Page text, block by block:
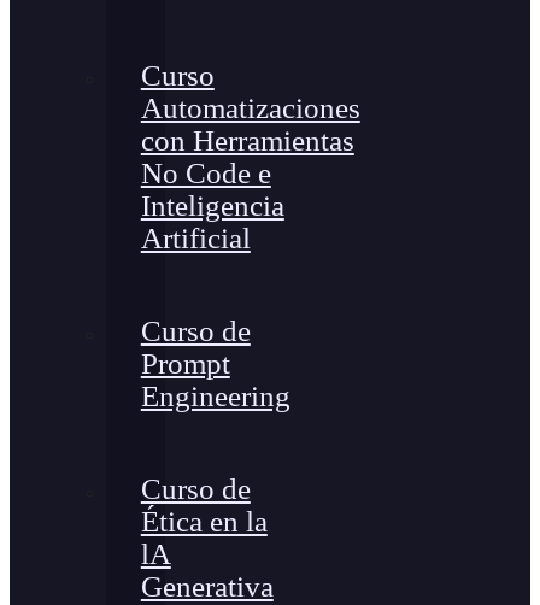
Curso
Automatizaciones
con Herramientas
No Code e
Inteligencia
Artificial
Curso de
Prompt
Engineering
Curso de
Ética en la
lA
Generativa